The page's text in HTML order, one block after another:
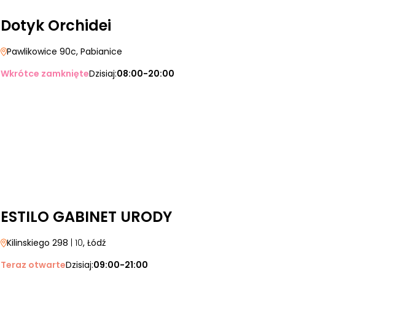
Dotyk Orchidei
Pawlikowice 90c, Pabianice
Wkrótce zamknięteDzisiaj:08:00-20:00
ESTILO GABINET URODY
Kilinskiego 298 | 10, Łódź
Teraz otwarteDzisiaj:09:00-21:00